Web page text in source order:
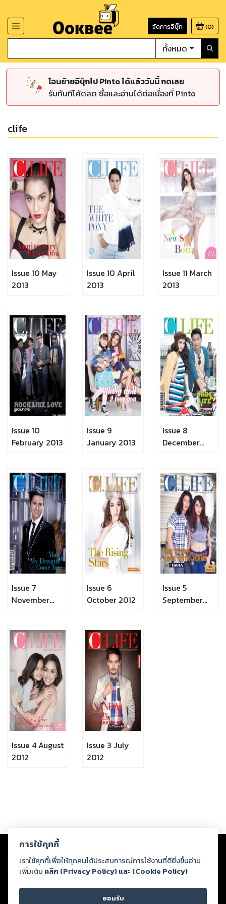
จัดการอีบุ๊ก (0)
ทั้งหมด
โอนย้ายอีบุ๊กไป Pinto ได้แล้ววันนี้ กดเลย
รับทันทีโค้ดลด ซื้อและอ่านได้ต่อเนื่องที่ Pinto
clife
Issue 10 May
2013
Issue 10 April
2013
Issue 11 March
2013
Issue 10
February 2013
Issue 9
January 2013
Issue 8
December
Issue 7
November
Issue 6
October 2012
Issue 5
September
Issue 4 August
2012
Issue 3 July
2012
Copyright © 2026
ต่อผลงานหรือเนื้อหาใดที่อัปโหลดผ่านเว็บไซต์และปรากฏว่าละเมิดสิทธิใน
ทรัพย์สินทางปัญญาของบุคคลอื่นหรือขัดต่อกฎหมายและศีลธรรม ดังนั้น ผู้อ่าน
ทุกท่านโปรดใช้วิจารณญาณในการกลั่นกรองด้วยตนเอง และหากท่านพบว่าส่วน
หนึ่งส่วนใดขัดต่อกฎหมายและศีลธรรม กรุณาแจ้งมายังบริษัท เพื่อทีมงานจะได้
ดำเนินการในทันที ทั้งนี้ ทางสตอรี่ล็อกขอสงวนลิขสิทธิ์ตามพระราชบัญญัติ
ลิขสิทธิ์ พ.ศ. 2537 (ฉบับล่าสุด)
การใช้คุกกี้
เราใช้คุกกี้เพื่อให้ทุกคนได้ประสบการณ์การใช้งานที่ดียิ่งขึ้นอ่าน
เพิ่มเติม คลิก (Privacy Policy) และ (Cookie Policy)
ยอมรับ